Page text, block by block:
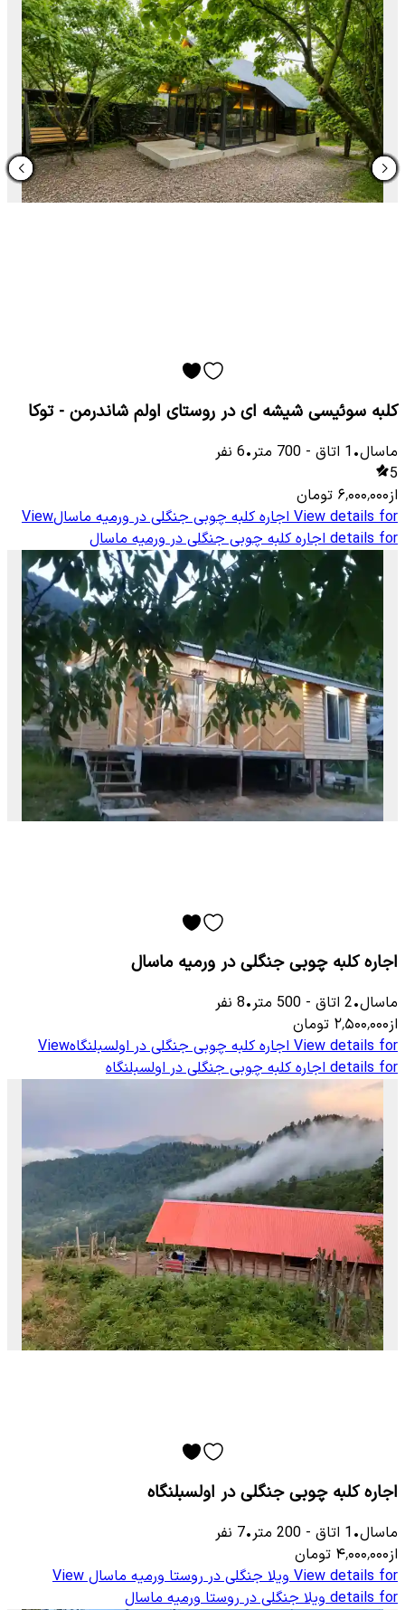
کلبه سوئیسی شیشه ای در روستای اولم شاندرمن - توکا
ماسال•
1 اتاق -
700 متر•
6 نفر
5
از۶٬۰۰۰٬۰۰۰ تومان
View details for اجاره کلبه چوبی جنگلی در ورمیه ماسالView
details for اجاره کلبه چوبی جنگلی در ورمیه ماسال
اجاره کلبه چوبی جنگلی در ورمیه ماسال
ماسال•
2 اتاق -
500 متر•
8 نفر
از۲٬۵۰۰٬۰۰۰ تومان
View details for اجاره کلبه چوبی جنگلی در اولسبلنگاهView
details for اجاره کلبه چوبی جنگلی در اولسبلنگاه
اجاره کلبه چوبی جنگلی در اولسبلنگاه
ماسال•
1 اتاق -
200 متر•
7 نفر
از۴٬۰۰۰٬۰۰۰ تومان
View details for ویلا جنگلی در روستا ورمیه ماسالView
details for ویلا جنگلی در روستا ورمیه ماسال